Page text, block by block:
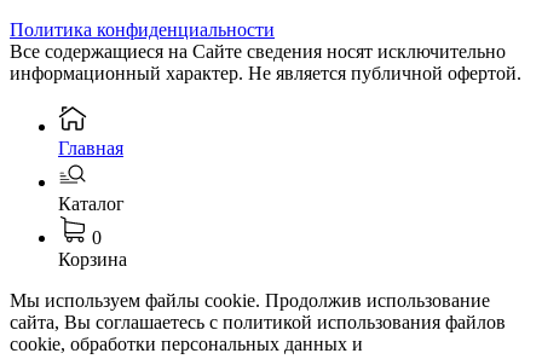
Политика конфиденциальности
Все содержащиеся на Сайте сведения носят исключительно
информационный характер. Не является публичной офертой.
Главная
Каталог
0
Корзина
Мы используем файлы cookie. Продолжив использование
сайта, Вы соглашаетесь с политикой использования файлов
cookie, обработки персональных данных и